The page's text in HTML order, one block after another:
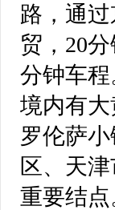
路，通
贸，20
分钟车
境内有
罗伦萨
区、天
重要结点